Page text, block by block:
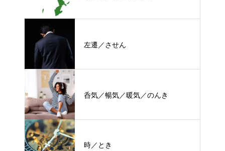
左遷／させん
呑気／暢気／暖気／のんき
時／とき